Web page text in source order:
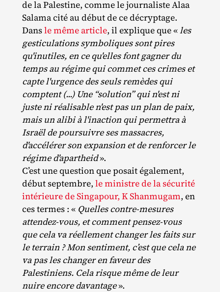
de la Palestine, comme le journaliste Alaa
Salama cité au début de ce décryptage.
Dansle même article, il explique que «les
gesticulations symboliques sont pires
qu'inutiles, en ce qu'elles font gagner du
temps au régime qui commet ces crimes et
capte l'urgence des seuls remèdes qui
comptent (...) Une “solution” qui n'est ni
juste ni réalisable n'est pas un plan de paix,
mais un alibi à l'inaction qui permettra à
Israël de poursuivre ses massacres,
d'accélérer son expansion et de renforcer le
régime d'apartheid».
C’est une question que posait également,
début septembre, le ministre de la sécurité
intérieure de Singapour, K Shanmugam, en
ces termes : « Quelles contre-mesures
attendez-vous, et comment pensez-vous
que cela va réellement changer les faits sur
le terrain ? Mon sentiment, c’est que cela ne
va pas les changer en faveur des
Palestiniens. Cela risque même de leur
nuire encore davantage».